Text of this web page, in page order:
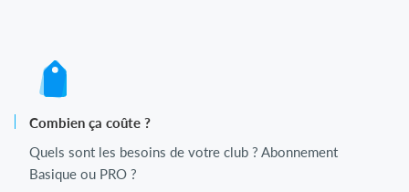
Combien ça coûte ?
Quels sont les besoins de votre club ? Abonnement
Basique ou PRO ?